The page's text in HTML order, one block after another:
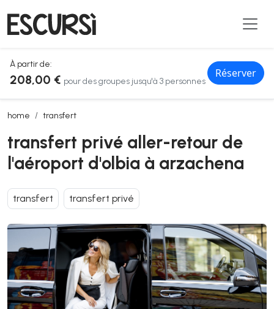
À partir de:
208,00 € pour des groupes jusqu'à 3 personnes
Réserver
home transfert
transfert privé aller-retour de l'aéroport d'olbia à arzachena
transfert privé aller-retour de
l'aéroport d'olbia à arzachena
transfert transfert privé